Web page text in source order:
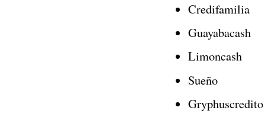
Credifamilia
Guayabacash
Limoncash
Sueño
Gryphuscredito